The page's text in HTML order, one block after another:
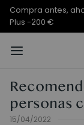
Compra antes,
Plus -200 €
personas
15/04/2022